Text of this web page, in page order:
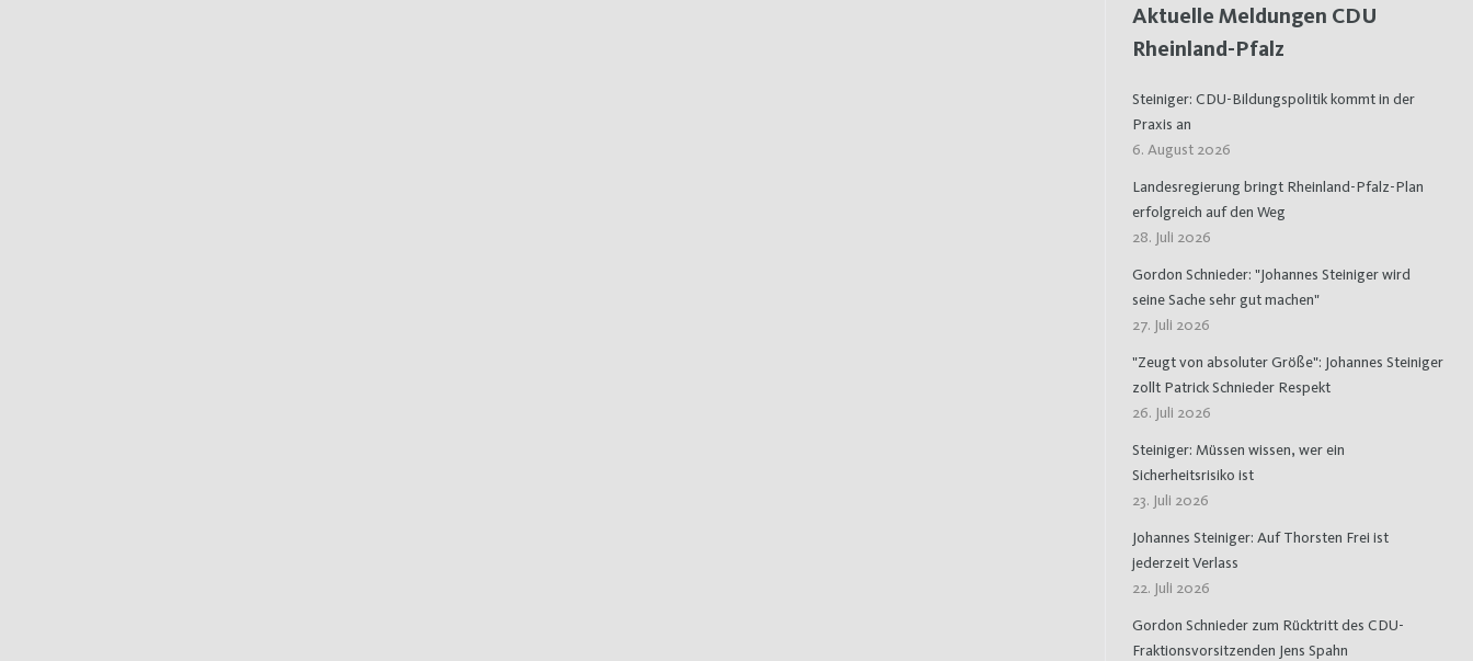
Aktuelle Meldungen CDU
Rheinland-Pfalz
Steiniger: CDU-Bildungspolitik kommt in der
Praxis an
6. August 2026
Landesregierung bringt Rheinland-Pfalz-Plan
erfolgreich auf den Weg
28. Juli 2026
Gordon Schnieder: "Johannes Steiniger wird
seine Sache sehr gut machen"
27. Juli 2026
"Zeugt von absoluter Größe": Johannes Steiniger
zollt Patrick Schnieder Respekt
26. Juli 2026
Steiniger: Müssen wissen, wer ein
Sicherheitsrisiko ist
23. Juli 2026
Johannes Steiniger: Auf Thorsten Frei ist
jederzeit Verlass
22. Juli 2026
Gordon Schnieder zum Rücktritt des CDU-
Fraktionsvorsitzenden Jens Spahn